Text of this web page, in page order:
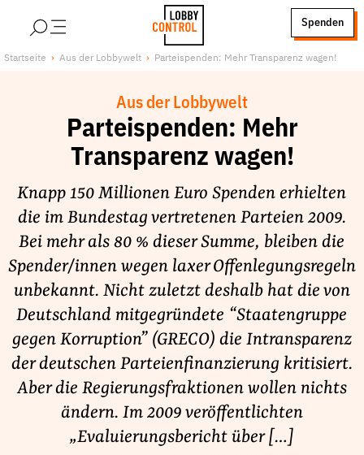
LobbyControl
Spenden
Über uns
Finanzierung
Publikationen und Material
Lobbykritische Stadtführungen
Unsere Schwerpunkte
Lobbykontrolle und Regeln
Lobbyismus und Klima
Macht der Digitalkonzerne
Spenden & Fördern
Fördermitglied werden
Jetzt Spenden
Geschenkspende
Bußgelder und Geldauflagen
Startseite Aus der Lobbywelt Parteispenden: Mehr Transparenz wagen!
Aus der Lobbywelt
Parteispenden: Mehr
Transparenz wagen!
Knapp 150 Millionen Euro Spenden erhielten
die im Bundestag vertretenen Parteien 2009.
Bei mehr als 80 % dieser Summe, bleiben die
Spender/innen wegen laxer Offenlegungsregeln
unbekannt. Nicht zuletzt deshalb hat die von
Deutschland mitgegründete “Staatengruppe
gegen Korruption” (GRECO) die Intransparenz
der deutschen Parteienfinanzierung kritisiert.
Aber die Regierungsfraktionen wollen nichts
ändern. Im 2009 veröffentlichten
„Evaluierungsbericht über […]